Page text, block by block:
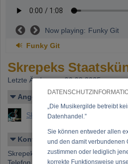
„Die Musikergilde betreibt
Datenhandel.”
Sie können entweder allen
und den damit verbundenen
zustimmen oder lediglich
korrekte Funktionsweise
Now playing: Funky Git
Funky Git
Skrepeks
Letzte Änderung: 06.08.2025
Angelegt von
Skrepek, Peter Paul
Kontakt
Skrepek, Peter Paul